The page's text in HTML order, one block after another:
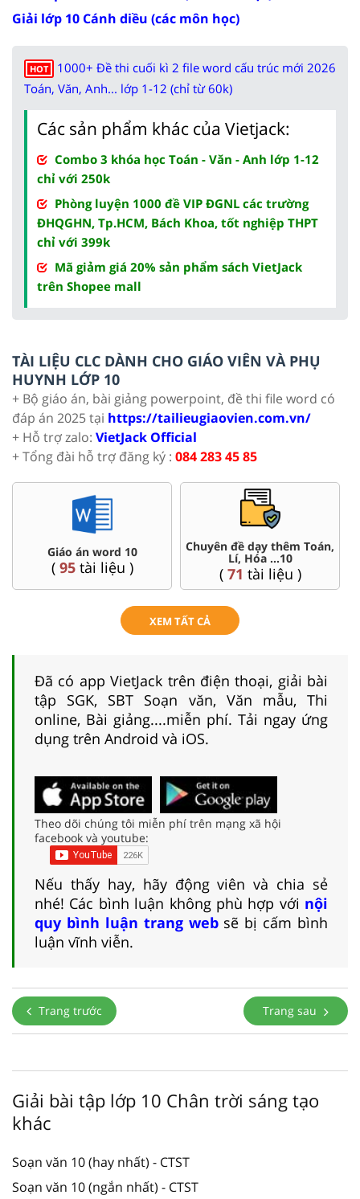
Giải lớp 10 Cánh diều (các môn học)
HOT
1000+ Đề thi cuối kì 2 file word cấu trúc mới 2026
Toán, Văn, Anh... lớp 1-12 (chỉ từ 60k)
Các sản phẩm khác của Vietjack:
Combo 3 khóa học Toán - Văn - Anh lớp 1-12
chỉ với 250k
Phòng luyện 1000 đề VIP ĐGNL các trường
ĐHQGHN, Tp.HCM, Bách Khoa, tốt nghiệp THPT
chỉ với 399k
Mã giảm giá 20% sản phẩm sách VietJack
trên Shopee mall
TÀI LIỆU CLC DÀNH CHO GIÁO VIÊN VÀ PHỤ
HUYNH LỚP 10
+ Bộ giáo án, bài giảng powerpoint, đề thi file word có
đáp án 2025 tại https://tailieugiaovien.com.vn/
+ Hỗ trợ zalo: VietJack Official
+ Tổng đài hỗ trợ đăng ký : 084 283 45 85
Giáo án word 10
( 95tài liệu )
Chuyên đề dạy thêm Toán,
Lí, Hóa ...10
( 71 tài liệu )
XEM TẤT CẢ
Đã có app VietJack trên điện thoại, giải bài
tập SGK, SBT Soạn văn, Văn mẫu, Thi
online, Bài giảng....miễn phí. Tải ngay ứng
dụng trên Android và iOS.
Theo dõi chúng tôi miễn phí trên mạng xã hội
facebook và youtube:
Nếu thấy hay, hãy động viên và chia sẻ
nhé! Các bình luận không phù hợp với nội
quy bình luận trang websẽ bị cấm bình
luận vĩnh viễn.
Trang trước Trang sau
Giải bài tập lớp 10 Chân trời sáng tạo
khác
Soạn văn 10 (hay nhất) - CTST
Soạn văn 10 (ngắn nhất) - CTST